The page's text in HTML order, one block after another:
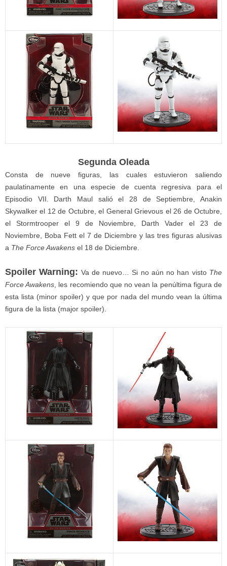
Segunda Oleada
Consta de nueve figuras, las cuales estuvieron saliendo
paulatinamente en una especie de cuenta regresiva para el
Episodio VII. Darth Maul salió el 28 de Septiembre, Anakin
Skywalker el 12 de Octubre, el General Grievous el 26 de Octubre,
el Stormtrooper el 9 de Noviembre, Darth Vader el 23 de
Noviembre, Boba Fett el 7 de Diciembre y las tres figuras alusivas
a The Force Awakens el 18 de Diciembre.
Spoiler Warning: Va de nuevo… Si no aún no han visto The
Force Awakens, les recomiendo que no vean la penúltima figura de
esta lista (minor spoiler) y que por nada del mundo vean la última
figura de la lista (major spoiler).